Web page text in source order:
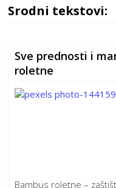
Srodni tekstovi:
Sve prednosti i
roletne
Bambus roletne –